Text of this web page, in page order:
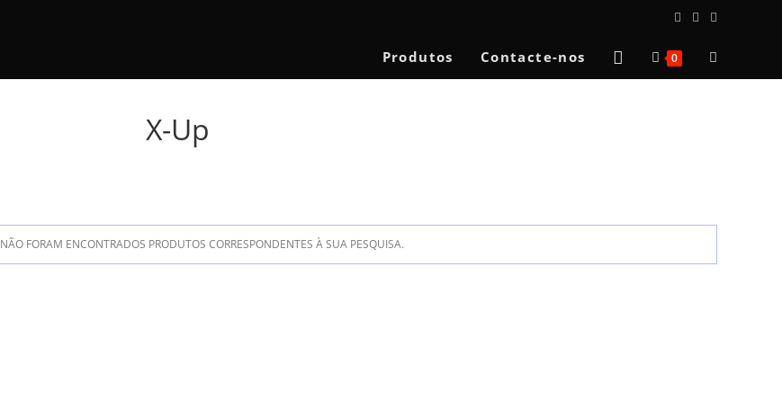
Produtos Contacte-nos 0 Toggle
X-Up
NÃO FORAM ENCONTRADOS PRODUTOS CORRESPONDENTES À SUA PESQUISA.